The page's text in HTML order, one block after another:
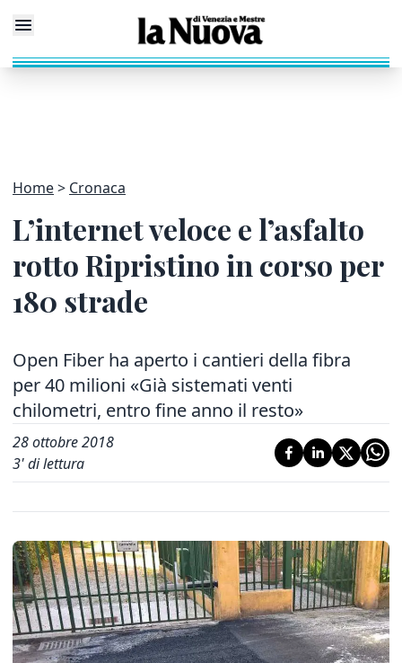
Home Cronaca
L’internet veloce e l’asfalto
rotto Ripristino in corso per
180 strade
Open Fiber ha aperto i cantieri della fibra
per 40 milioni «Già sistemati venti
chilometri, entro fine anno il resto»
28 ottobre 2018
3' di lettura